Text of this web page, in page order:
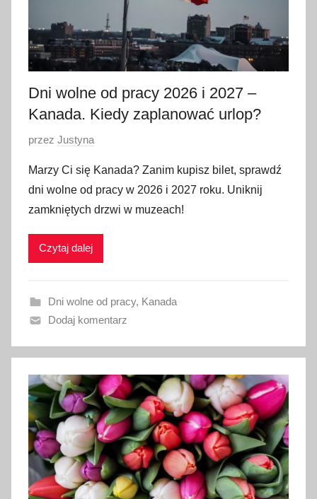
Dni wolne od pracy 2026 i 2027 –
Kanada. Kiedy zaplanować urlop?
O
u
b
l
i
a
n
1
c
z
e
r
w
c
a
przez Justyna
Marzy Ci się Kanada? Zanim kupisz bilet, sprawdź
dni wolne od pracy w 2026 i 2027 roku. Uniknij
zamkniętych drzwi w muzeach!
Czytaj dalej
Dni wolne od pracy, Kanada
Dodaj komentarz